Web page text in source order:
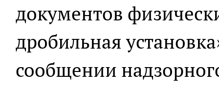
документов
дробильная
сообщении